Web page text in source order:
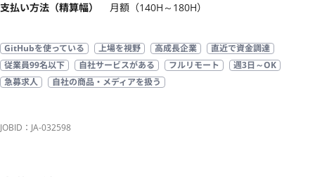
支払い方法（精算幅）
月額（140H～180H）
GitHubを使っている 上場を視野 高成長企業
直近で資金調達
従業員99名以下
自社サービスがある フルリモート
週3日～OK
急募求人
自社の商品・メディアを扱う
JOBID：JA-032598